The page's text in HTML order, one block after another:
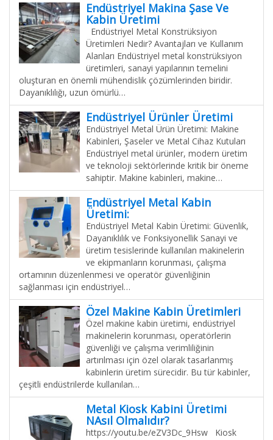
Endüstriyel Makina Şase Ve
Kabin Üretimi
Endüstriyel Metal Konstrüksiyon
Üretimleri Nedir? Avantajları ve Kullanım
Alanları Endüstriyel metal konstrüksiyon
üretimleri, sanayi yapılarının temelini
oluşturan en önemli mühendislik çözümlerinden biridir.
Dayanıklılığı, uzun ömürlü…
Endüstriyel Ürünler Üretimi
Endüstriyel Metal Ürün Üretimi: Makine
Kabinleri, Şaseler ve Metal Cihaz Kutuları
Endüstriyel metal ürünler, modern üretim
ve teknoloji sektörlerinde kritik bir öneme
sahiptir. Makine kabinleri, makine…
Endüstriyel Metal Kabin
Üretimi:
Endüstriyel Metal Kabin Üretimi: Güvenlik,
Dayanıklılık ve Fonksiyonellik Sanayi ve
üretim tesislerinde kullanılan makinelerin
ve ekipmanların korunması, çalışma
ortamının düzenlenmesi ve operatör güvenliğinin
sağlanması için endüstriyel…
Özel Makine Kabin Üretimleri
Özel makine kabin üretimi, endüstriyel
makinelerin korunması, operatörlerin
güvenliği ve çalışma verimliliğinin
artırılması için özel olarak tasarlanmış
kabinlerin üretim sürecidir. Bu tür kabinler,
çeşitli endüstrilerde kullanılan…
Metal Kiosk Kabini Üretimi
NAsıl Olmalıdır?
https://youtu.be/eZV3Dc_9Hsw Kiosk